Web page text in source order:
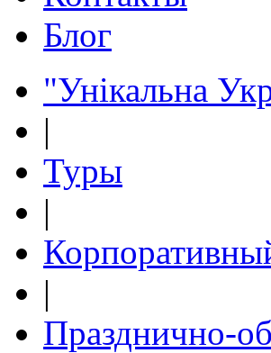
Блог
"Унікальна
|
Туры
|
|
Празднично-